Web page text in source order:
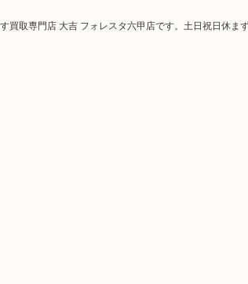
取専門店 大吉 フォレスタ六甲店です。土日祝日休ま